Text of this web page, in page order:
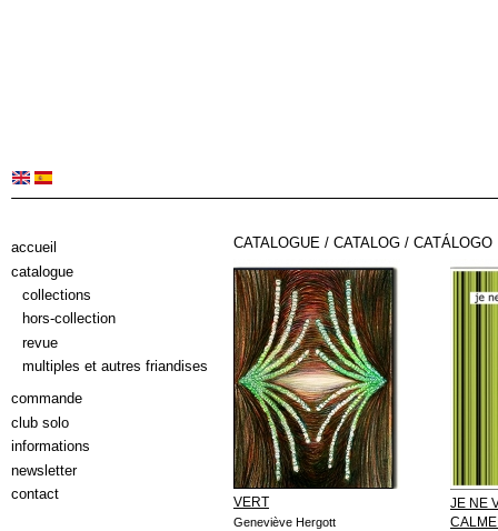
CATALOGUE / CATALOG / CATÁLOGO
VERT
Geneviève Hergott
JE NE
accueil
catalogue
collections
hors-collection
revue
multiples et autres friandises
commande
club solo
informations
newsletter
contact